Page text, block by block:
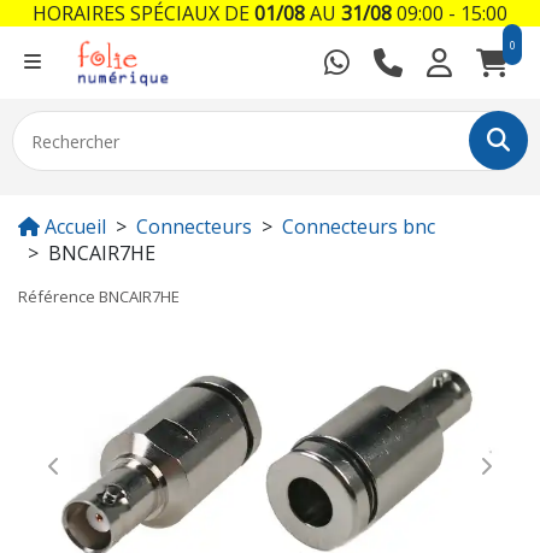
0
Accueil Connecteurs
Connecteurs bnc
BNCAIR7HE
Référence BNCAIR7HE
Previous Next
HORAIRES SPÉCIAUX DE01/08AU 31/0809:00 - 15:00